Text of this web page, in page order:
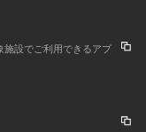
施設でご利用できるアプ